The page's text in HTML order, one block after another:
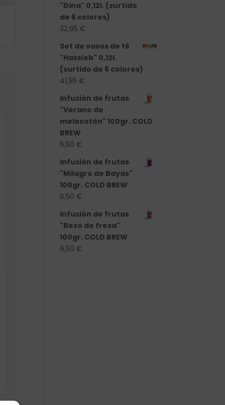
"Dina" 0,12l. (surtido
de 6 colores)
32,95 €
Set de vasos de té
"Hassieb" 0,12l.
(surtido de 6 colores)
41,95 €
Infusión de frutas
"Verano de
melocotón" 100gr. COLD
BREW
6,50 €
Infusión de frutas
"Milagro de Bayas"
100gr. COLD BREW
6,50 €
Infusión de frutas
"Beso de fresa"
100gr. COLD BREW
6,50 €